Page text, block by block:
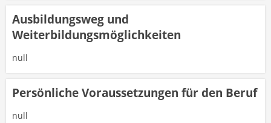
Ausbildungsweg und
Weiterbildungsmöglichkeiten
null
Persönliche Voraussetzungen für den Beruf
null